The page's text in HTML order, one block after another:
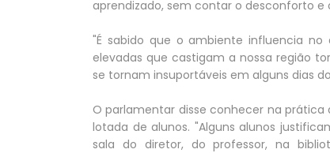
aprendizado, sem contar o desconforto e
"É sabido que o ambiente influencia no
elevadas que castigam a nossa região
se tornam insuportáveis em alguns dias
O parlamentar disse conhecer na
lotada de alunos. "Alguns alunos
sala do diretor, do professor, na